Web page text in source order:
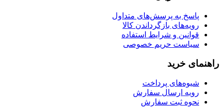
پاسخ به پرسش‌های متداول
رویه‌های بازگرداندن کالا
قوانین و شرایط استفاده
سیاست حریم خصوصی
راهنمای خرید
شیوه‌های پرداخت
رویه ارسال سفارش
نحوه ثبت سفارش